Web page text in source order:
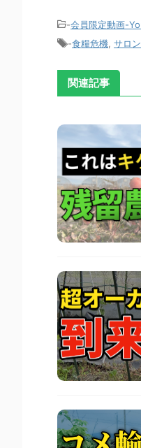
-会員限定動画-
-食糧危機 サロ
関連記事